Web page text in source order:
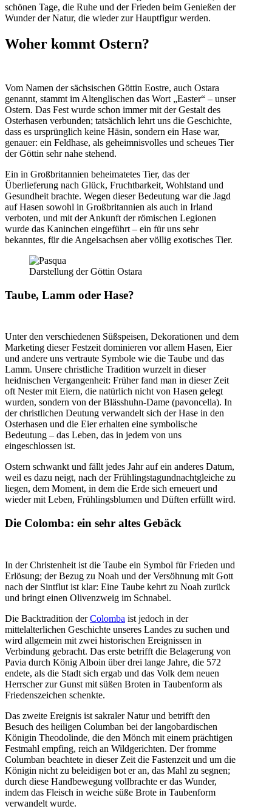
schönen Tage, die Ruhe und der Frieden beim Genießen der
Wunder der Natur, die wieder zur Hauptfigur werden.
Woher kommt Ostern?
Vom Namen der sächsischen Göttin Eostre, auch Ostara
genannt, stammt im Altenglischen das Wort „Easter“ – unser
Ostern. Das Fest wurde schon immer mit der Gestalt des
Osterhasen verbunden; tatsächlich lehrt uns die Geschichte,
dass es ursprünglich keine Häsin, sondern ein Hase war,
genauer: ein Feldhase, als geheimnisvolles und scheues Tier
der Göttin sehr nahe stehend.
Ein in Großbritannien beheimatetes Tier, das der
Überlieferung nach Glück, Fruchtbarkeit, Wohlstand und
Gesundheit brachte. Wegen dieser Bedeutung war die Jagd
auf Hasen sowohl in Großbritannien als auch in Irland
verboten, und mit der Ankunft der römischen Legionen
wurde das Kaninchen eingeführt – ein für uns sehr
bekanntes, für die Angelsachsen aber völlig exotisches Tier.
Darstellung der Göttin Ostara
Taube, Lamm oder Hase?
Unter den verschiedenen Süßspeisen, Dekorationen und dem
Marketing dieser Festzeit dominieren vor allem Hasen, Eier
und andere uns vertraute Symbole wie die Taube und das
Lamm. Unsere christliche Tradition wurzelt in dieser
heidnischen Vergangenheit: Früher fand man in dieser Zeit
oft Nester mit Eiern, die natürlich nicht von Hasen gelegt
wurden, sondern von der Blässhuhn-Dame (pavoncella). In
der christlichen Deutung verwandelt sich der Hase in den
Osterhasen und die Eier erhalten eine symbolische
Bedeutung – das Leben, das in jedem von uns
eingeschlossen ist.
Ostern schwankt und fällt jedes Jahr auf ein anderes Datum,
weil es dazu neigt, nach der Frühlingstagundnachtgleiche zu
liegen, dem Moment, in dem die Erde sich erneuert und
wieder mit Leben, Frühlingsblumen und Düften erfüllt wird.
Die Colomba: ein sehr altes Gebäck
In der Christenheit ist die Taube ein Symbol für Frieden und
Erlösung; der Bezug zu Noah und der Versöhnung mit Gott
nach der Sintflut ist klar: Eine Taube kehrt zu Noah zurück
und bringt einen Olivenzweig im Schnabel.
Die Backtradition derColomba ist jedoch in der
mittelalterlichen Geschichte unseres Landes zu suchen und
wird allgemein mit zwei historischen Ereignissen in
Verbindung gebracht. Das erste betrifft die Belagerung von
Pavia durch König Alboin über drei lange Jahre, die 572
endete, als die Stadt sich ergab und das Volk dem neuen
Herrscher zur Gunst mit süßen Broten in Taubenform als
Friedenszeichen schenkte.
Das zweite Ereignis ist sakraler Natur und betrifft den
Besuch des heiligen Columban bei der langobardischen
Königin Theodolinde, die den Mönch mit einem prächtigen
Festmahl empfing, reich an Wildgerichten. Der fromme
Columban beachtete in dieser Zeit die Fastenzeit und um die
Königin nicht zu beleidigen bot er an, das Mahl zu segnen;
durch diese Handbewegung vollbrachte er das Wunder,
indem das Fleisch in weiche süße Brote in Taubenform
verwandelt wurde.